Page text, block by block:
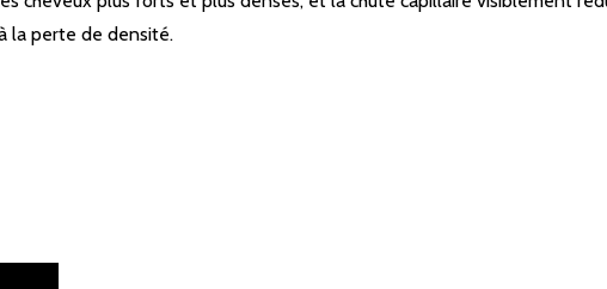
la perte de densité.